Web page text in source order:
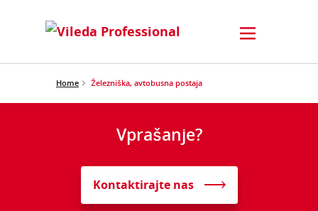
Home Železniška, avtobusna postaja
Vprašanje?
Kontaktirajte nas